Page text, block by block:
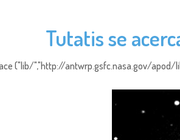
Tutatis se
("lib/","http://antwrp.gsfc.nasa.gov/apod/